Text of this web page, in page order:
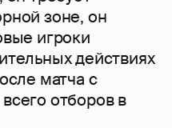
зоне, он
игроки
действиях
матча с
отборов в